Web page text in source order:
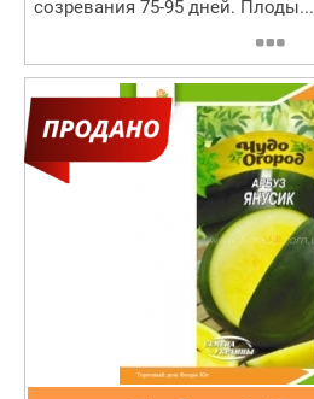
созревания 75-95 дней. Плоды...